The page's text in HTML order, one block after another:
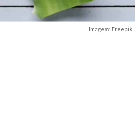
Imagem: Freepik